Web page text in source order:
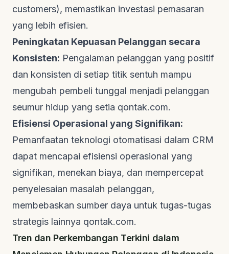
customers), memastikan investasi pemasaran
yang lebih efisien.
Peningkatan Kepuasan Pelanggan secara
Konsisten: Pengalaman pelanggan yang positif
dan konsisten di setiap titik sentuh mampu
mengubah pembeli tunggal menjadi pelanggan
seumur hidup yang setia qontak.com.
Efisiensi Operasional yang Signifikan:
Pemanfaatan teknologi otomatisasi dalam CRM
dapat mencapai efisiensi operasional yang
signifikan, menekan biaya, dan mempercepat
penyelesaian masalah pelanggan,
membebaskan sumber daya untuk tugas-tugas
strategis lainnya qontak.com.
Tren dan Perkembangan Terkini dalam